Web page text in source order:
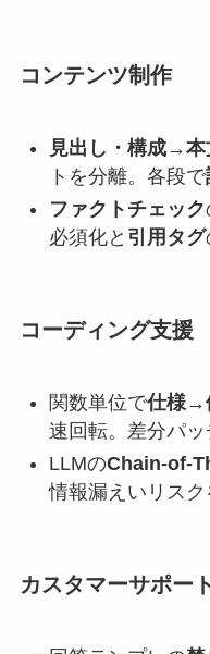
コンテンツ制作
見出し・構成→
トを分離。各段で
ファクトチェック
必須化と 引用タグ
コーディング支援
関数単位で仕様→
速回転。差分パッ
LLMのChain-of-
情報漏えいリスク
カスタマーサポート